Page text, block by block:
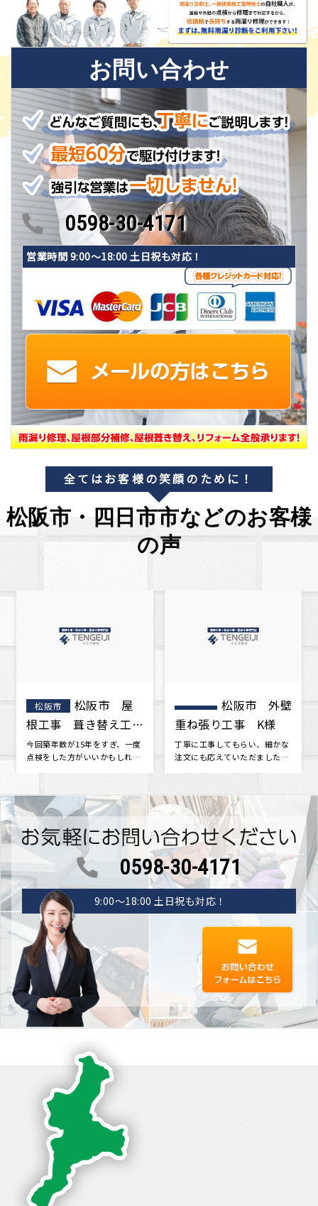
お問い合わせ
0598-30-4171
営業時間 9:00〜18:00 土日祝も対応！
全てはお客様の笑顔のために！
松阪市・四日市市などのお客様
の声
松阪市 外壁
重ね張り工事 K様
丁寧に工事してもらい、細かな
注文にも応えていただました。
松阪市
お客様の声
をいただきました。
･･･
0598-30-4171
9:00〜18:00 土日祝も対応！